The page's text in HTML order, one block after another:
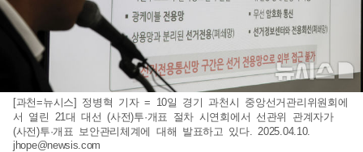
[과천=뉴시스] 정병혁 기자 = 10일 경기 과천시 중앙선거관리위원회에
서 열린 21대 대선 (사전)투·개표 절차 시연회에서 선관위 관계자가
(사전)투·개표 보안관리체계에 대해 발표하고 있다. 2025.04.10.
jhope@newsis.com